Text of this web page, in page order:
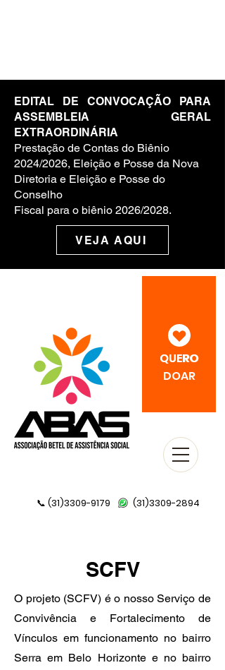
QUERO
QUERO
DOAR
📞 (31)3309-9179 (31)3309-2894
EDITAL DE CONVOCAÇÃO PARA
ASSEMBLEIA GERAL
EXTRAORDINÁRIA
Prestação de Contas do Biênio
2024/2026, Eleição e Posse da Nova
Diretoria e Eleição e Posse do
Conselho
Fiscal para o biênio 2026/2028.
VEJA AQUI
SCFV
O projeto (SCFV) é o nosso Serviço de
Convivência e Fortalecimento de
Vínculos em funcionamento no bairro
Serra em Belo Horizonte e no bairro